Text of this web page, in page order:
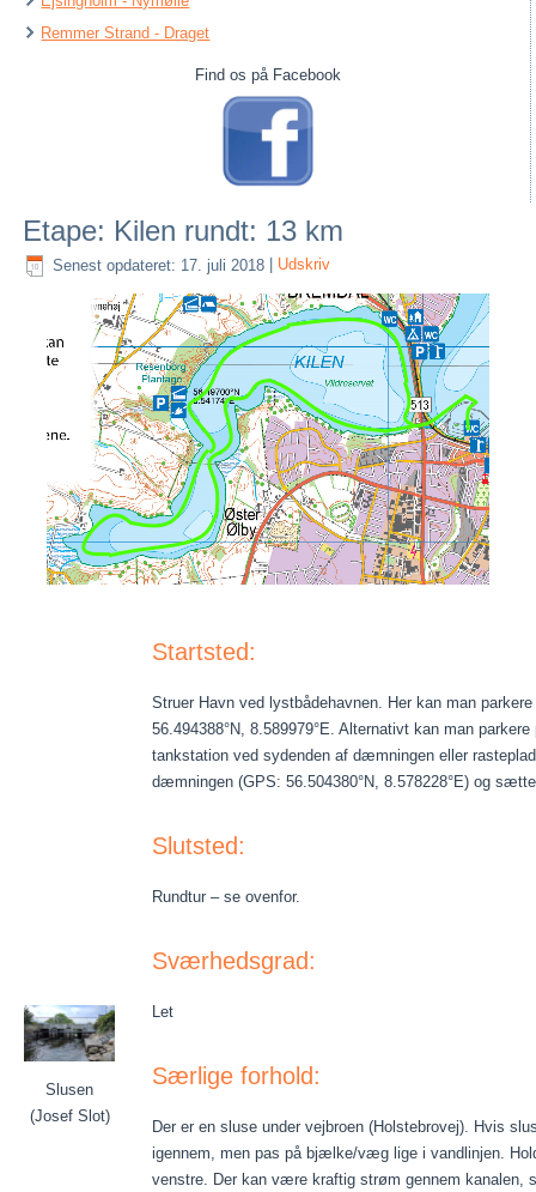
Remmer Strand - Draget
Find os på Facebook
Etape: Kilen rundt: 13 km
Senest opdateret: 17. juli 2018 Udskriv
Slusen
(Josef Slot)
Startsted:
Struer Havn ved lystbådehavnen. Her kan man
56.494388°N, 8.589979°E. Alternativt kan man parkere
tankstation ved sydenden af dæmningen eller
dæmningen (GPS: 56.504380°N, 8.578228°E) og
Slutsted:
Rundtur – se ovenfor.
Sværhedsgrad:
Let
Særlige forhold:
Der er en sluse under vejbroen (Holstebrovej). Hvis
igennem, men pas på bjælke/væg lige i vandlinjen.
venstre. Der kan være kraftig strøm gennem kanalen,